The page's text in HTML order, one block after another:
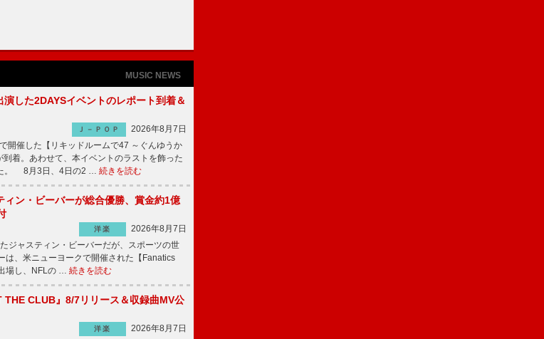
MUSIC NEWS
した2DAYSイベントのレポート到着＆
Ｊ－ＰＯＰ
2026年8月7日
開催した【リキッドルームで47 ～ぐんゆうか
着。あわせて、本イベントのラストを飾った
た。 8月3日、4日の2 … 続きを読む
ン・ビーバーが総合優勝、賞金約1億
洋楽
2026年8月7日
ジャスティン・ビーバーだが、スポーツの世
、米ニューヨークで開催された【Fanatics
場し、NFLの … 続きを読む
CLUB』8/7リリース＆収録曲MV公
洋楽
2026年8月7日